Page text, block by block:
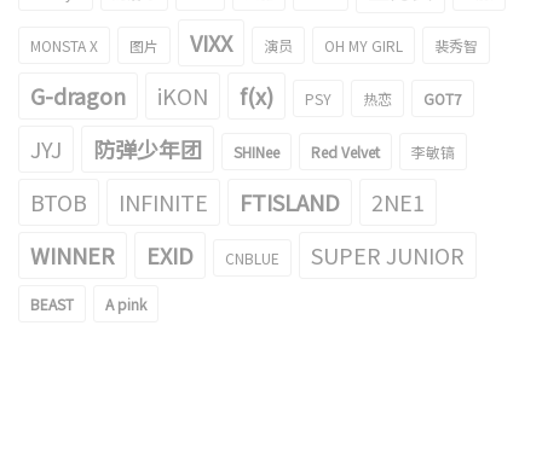
MONSTA X 图片 VIXX 演员 OH MY GIRL 裴秀智
G-dragon iKON f(x) PSY 热恋 GOT7
JYJ 防弹少年团 SHINee Red Velvet 李敏镐
BTOB INFINITE FTISLAND
2NE1
WINNER
EXID CNBLUE SUPER JUNIOR
BEAST A pink